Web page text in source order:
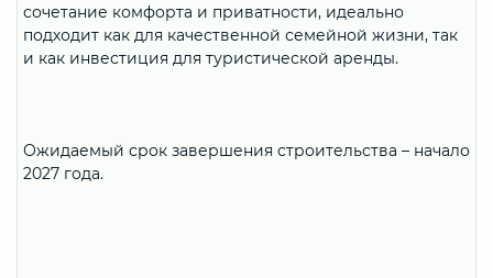
сочетание комфорта и приватности, идеально
подходит как для качественной семейной жизни, так
и как инвестиция для туристической аренды.
Ожидаемый срок завершения строительства – начало
2027 года.